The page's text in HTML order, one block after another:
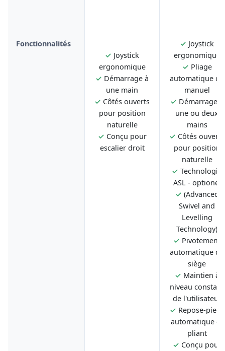
Fonctionnalités
✓ Joystick
ergonomique
✓ Démarrage à
une main
✓ Côtés ouverts
pour position
naturelle
✓ Conçu pour
escalier droit
✓ Joystick
ergonomique
✓ Pliage
automatique ou
manuel
✓ Démarrage à
une ou deux
mains
✓ Côtés ouverts
pour position
naturelle
✓ Technologie
ASL - optionel
✓ (Advanced
Swivel and
Levelling
Technology)
✓ Pivotement
automatique du
siège
✓ Maintien à
niveau constant
de l'utilisateur
✓ Repose-pieds
automatique et
pliant
✓ Conçu pour